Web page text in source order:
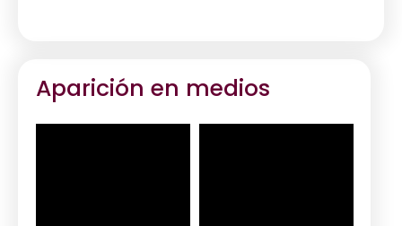
Aparición en medios